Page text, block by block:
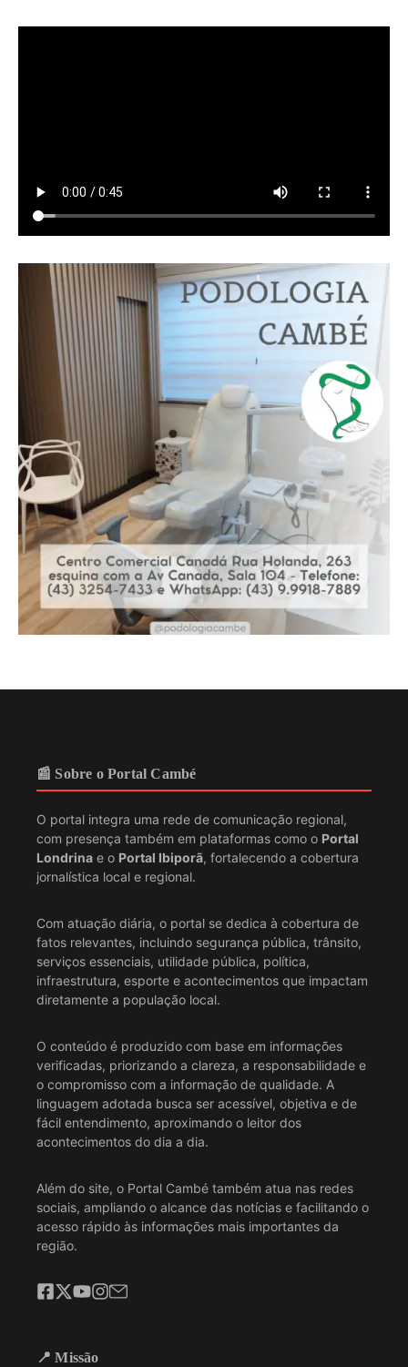
📰 Sobre o Portal Cambé
O portal integra uma rede de comunicação regional,
com presença também em plataformas como o Portal
Londrina e o Portal Ibiporã, fortalecendo a cobertura
jornalística local e regional.
Com atuação diária, o portal se dedica à cobertura de
fatos relevantes, incluindo segurança pública, trânsito,
serviços essenciais, utilidade pública, política,
infraestrutura, esporte e acontecimentos que impactam
diretamente a população local.
O conteúdo é produzido com base em informações
verificadas, priorizando a clareza, a responsabilidade e
o compromisso com a informação de qualidade. A
linguagem adotada busca ser acessível, objetiva e de
fácil entendimento, aproximando o leitor dos
acontecimentos do dia a dia.
Além do site, o Portal Cambé também atua nas redes
sociais, ampliando o alcance das notícias e facilitando o
acesso rápido às informações mais importantes da
região.
📍 Missão